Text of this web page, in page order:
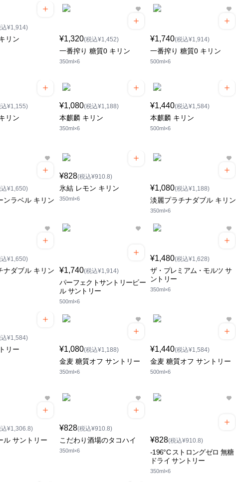
込¥1,914)
リン ¥1,320(税込¥1,452)
一番搾り 糖質0 キリン
350ml×6
¥1,740(税込¥1,914)
一番搾り 糖質0 キリン
500ml×6
込¥1,155)
リン
¥1,080(税込¥1,188)
本麒麟 キリン
350ml×6
¥1,440(税込¥1,584)
本麒麟 キリン
500ml×6
込¥1,650)
ンラベル キリン
¥828(税込¥910.8)
氷結 レモン キリン
350ml×6
¥1,080(税込¥1,188)
淡麗プラチナダブル キリン
350ml×6
込¥1,650)
ナダブル キリン ¥1,740(税込¥1,914)
パーフェクトサントリービー
ル サントリー
500ml×6
¥1,480(税込¥1,628)
ザ・プレミアム・モルツ サ
ントリー
350ml×6
込¥1,584)
リー ¥1,080(税込¥1,188)
金麦 糖質オフ サントリー
350ml×6
¥1,440(税込¥1,584)
金麦 糖質オフ サントリー
500ml×6
込¥1,306.8)
ル サントリー
¥828(税込¥910.8)
こだわり酒場のタコハイ
350ml×6
¥828(税込¥910.8)
-196°C ストロングゼロ 無糖
ドライ サントリー
350ml×6